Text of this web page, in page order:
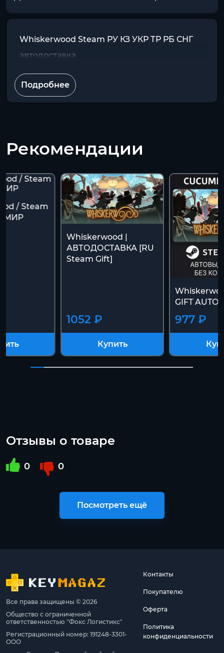
Whiskerwood Steam РУ КЗ УКР ТР РБ СНГ
автодоставка
Подробнее
Рекомендации
/ Steam
Whiskerwood |
АВТОДОСТАВКА [RU
Steam Gift]
1052 ₽
Купить
GIFT
977 ₽
Отзывы о товаре
0 0
Посмотреть ещё
Все права защищены © 2026
Общество с ограниченной
ответственностью "Фокс Логистикс"
Регистрационный номер: 191248-3301-
ООО
Контакты
Покупателю
Оферта
Политика
конфиденциальности